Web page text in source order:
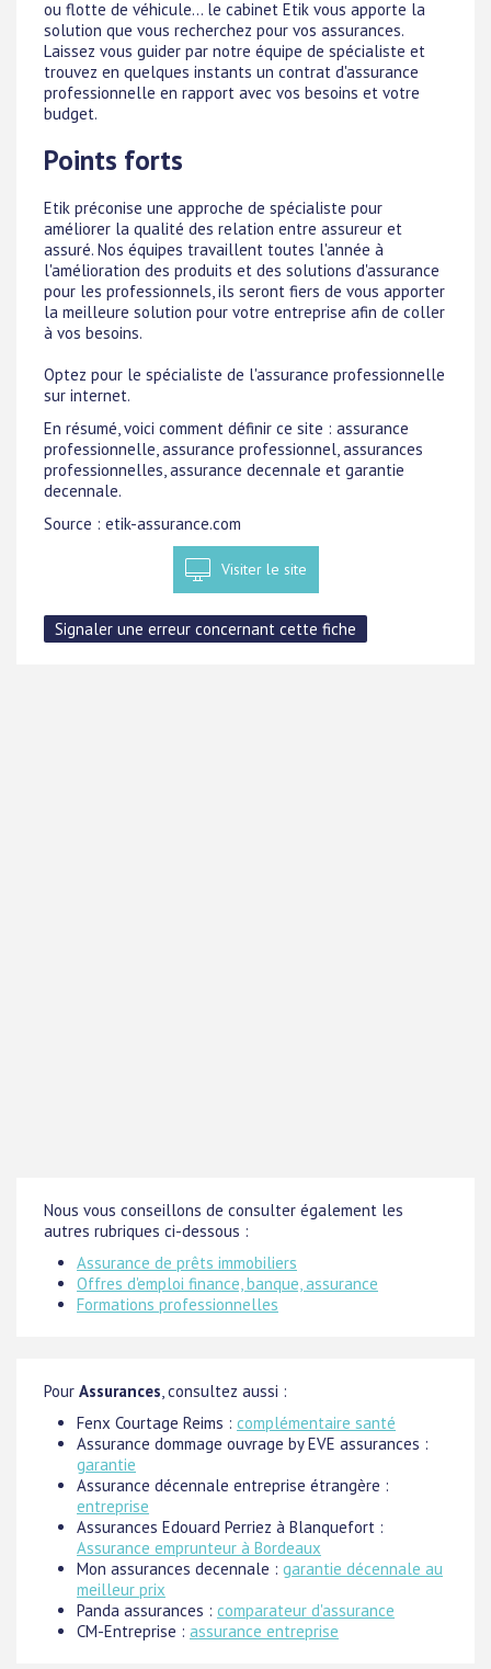
ou flotte de véhicule... le cabinet Etik vous apporte la
solution que vous recherchez pour vos assurances.
Laissez vous guider par notre équipe de spécialiste et
trouvez en quelques instants un contrat d'assurance
professionnelle en rapport avec vos besoins et votre
budget.
Points forts
Etik préconise une approche de spécialiste pour
améliorer la qualité des relation entre assureur et
assuré. Nos équipes travaillent toutes l'année à
l'amélioration des produits et des solutions d'assurance
pour les professionnels, ils seront fiers de vous apporter
la meilleure solution pour votre entreprise afin de coller
à vos besoins.
Optez pour le spécialiste de l'assurance professionnelle
sur internet.
En résumé, voici comment définir ce site : assurance
professionnelle, assurance professionnel, assurances
professionnelles, assurance decennale et garantie
decennale.
Source : etik-assurance.com
Visiter le site
Nous vous conseillons de consulter également les
autres rubriques ci-dessous :
Assurance de prêts immobiliers
Offres d'emploi finance, banque, assurance
Formations professionnelles
Pour Assurances, consultez aussi :
Fenx Courtage Reims : complémentaire santé
Assurance dommage ouvrage by EVE assurances :
garantie
Assurance décennale entreprise étrangère :
entreprise
Assurances Edouard Perriez à Blanquefort :
Assurance emprunteur à Bordeaux
Mon assurances decennale : garantie décennale au
meilleur prix
Panda assurances : comparateur d'assurance
CM-Entreprise : assurance entreprise